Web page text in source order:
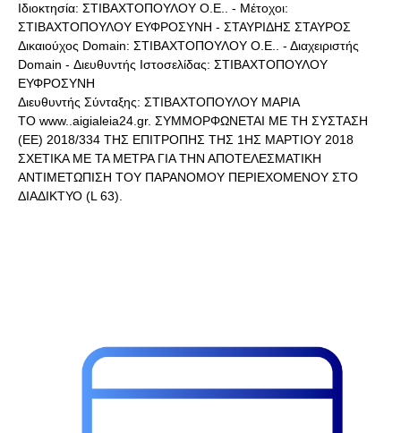
Ιδιοκτησία: ΣΤΙΒΑΧΤΟΠΟΥΛΟΥ Ο.Ε.. - Μέτοχοι:
ΣΤΙΒΑΧΤΟΠΟΥΛΟΥ ΕΥΦΡΟΣΥΝΗ - ΣΤΑΥΡΙΔΗΣ ΣΤΑΥΡΟΣ
Δικαιούχος Domain: ΣΤΙΒΑΧΤΟΠΟΥΛΟΥ Ο.Ε.. - Διαχειριστής
Domain - Διευθυντής Ιστοσελίδας: ΣΤΙΒΑΧΤΟΠΟΥΛΟΥ
ΕΥΦΡΟΣΥΝΗ
Διευθυντής Σύνταξης: ΣΤΙΒΑΧΤΟΠΟΥΛΟΥ ΜΑΡΙΑ
ΤΟ www..aigialeia24.gr. ΣΥΜΜΟΡΦΩΝΕΤΑΙ ΜΕ ΤΗ ΣΥΣΤΑΣΗ
(ΕΕ) 2018/334 ΤΗΣ ΕΠΙΤΡΟΠΗΣ ΤΗΣ 1ΗΣ ΜΑΡΤΙΟΥ 2018
ΣΧΕΤΙΚΑ ΜΕ ΤΑ ΜΕΤΡΑ ΓΙΑ ΤΗΝ ΑΠΟΤΕΛΕΣΜΑΤΙΚΗ
ΑΝΤΙΜΕΤΩΠΙΣΗ ΤΟΥ ΠΑΡΑΝΟΜΟΥ ΠΕΡΙΕΧΟΜΕΝΟΥ ΣΤΟ
ΔΙΑΔΙΚΤΥΟ (L 63).